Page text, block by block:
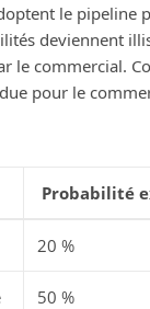
le pipeline
deviennent
le commercial.
pour le
Probabilité
20 %
50 %